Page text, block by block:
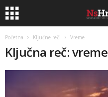
Početna Ključne reči Vreme
Ključna reč: vreme